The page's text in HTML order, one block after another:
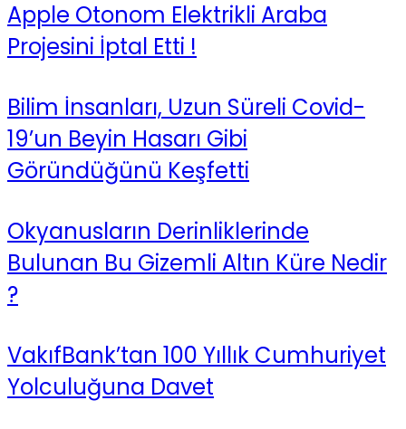
Apple Otonom Elektrikli Araba
Projesini İptal Etti !
Bilim İnsanları, Uzun Süreli Covid-
19’un Beyin Hasarı Gibi
Göründüğünü Keşfetti
Okyanusların Derinliklerinde
Bulunan Bu Gizemli Altın Küre Nedir
?
VakıfBank’tan 100 Yıllık Cumhuriyet
Yolculuğuna Davet